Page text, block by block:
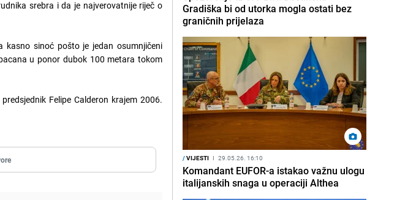
srebra i da je najverovatnije riječ o
kasno sinoć pošto je jedan osumnjičeni
u ponor dubok 100 metara tokom
Felipe Calderon krajem 2006.
Gradiška bi od utorka mogla ostati bez
graničnih prijelaza
/VIJESTI I 29.05.26. 16:10
Komandant EUFOR-a istakao važnu ulogu
italijanskih snaga u operaciji Althea